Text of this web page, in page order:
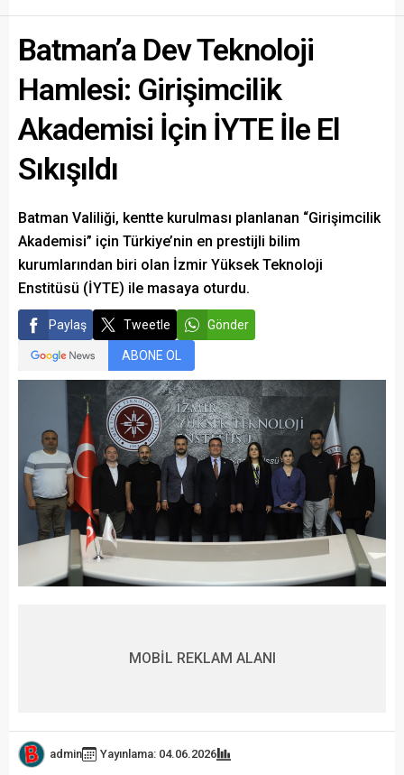
Batman’a Dev Teknoloji
Hamlesi: Girişimcilik
Akademisi İçin İYTE İle El
Sıkışıldı
Batman Valiliği, kentte kurulması planlanan “Girişimcilik
Akademisi” için Türkiye’nin en prestijli bilim
kurumlarından biri olan İzmir Yüksek Teknoloji
Enstitüsü (İYTE) ile masaya oturdu.
Paylaş Tweetle Gönder
ABONE OL
MOBİL REKLAM ALANI
admin Yayınlama: 04.06.2026